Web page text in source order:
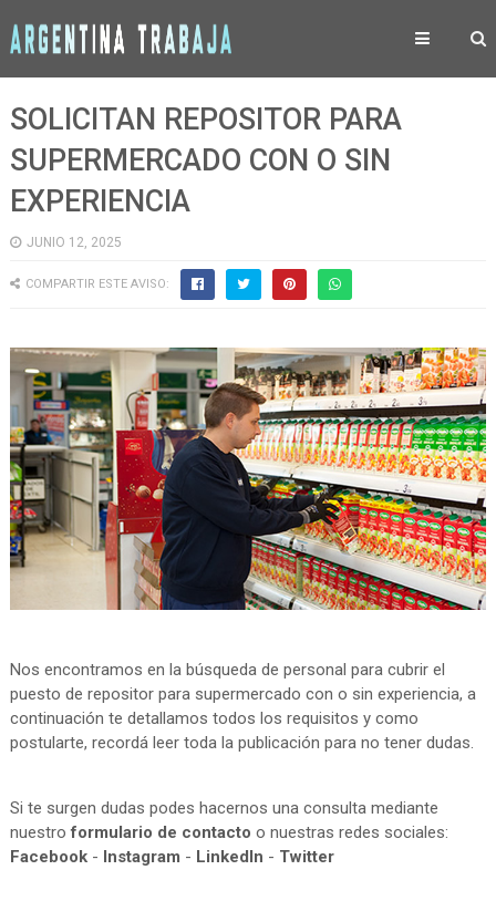
SOLICITAN REPOSITOR PARA
SUPERMERCADO CON O SIN
EXPERIENCIA
JUNIO 12, 2025
COMPARTIR ESTE AVISO:
Nos encontramos en la búsqueda de personal para cubrir el
puesto de repositor para supermercado con o sin experiencia, a
continuación te detallamos todos los requisitos y como
postularte, recordá leer toda la publicación para no tener dudas.
Si te surgen dudas podes hacernos una consulta mediante
nuestroformulario de contacto o nuestras redes sociales:
Facebook- Instagram - LinkedIn - Twitter